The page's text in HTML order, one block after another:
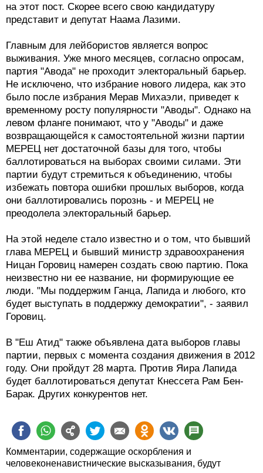
на этот пост. Скорее всего свою кандидатуру
представит и депутат Наама Лазими.
Главным для лейбористов является вопрос
выживания. Уже много месяцев, согласно опросам,
партия "Авода" не проходит электоральный барьер.
Не исключено, что избрание нового лидера, как это
было после избрания Мерав Михаэли, приведет к
временному росту популярности "Аводы". Однако на
левом фланге понимают, что у "Аводы" и даже
возвращающейся к самостоятельной жизни партии
МЕРЕЦ нет достаточной базы для того, чтобы
баллотироваться на выборах своими силами. Эти
партии будут стремиться к объединению, чтобы
избежать повтора ошибки прошлых выборов, когда
они баллотировались порознь - и МЕРЕЦ не
преодолела электоральный барьер.
На этой неделе стало известно и о том, что бывший
глава МЕРЕЦ и бывший министр здравоохранения
Ницан Горовиц намерен создать свою партию. Пока
неизвестно ни ее название, ни формирующие ее
люди. "Мы поддержим Ганца, Лапида и любого, кто
будет выступать в поддержку демократии", - заявил
Горовиц.
В "Еш Атид" также объявлена дата выборов главы
партии, первых с момента создания движения в 2012
году. Они пройдут 28 марта. Против Яира Лапида
будет баллотироваться депутат Кнессета Рам Бен-
Барак. Других конкурентов нет.
Комментарии, содержащие оскорбления и
человеконенавистнические высказывания, будут